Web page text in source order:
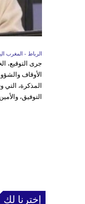
الرباط - المغرب
جرى التوقيع،
الأوقاف
المذكرة، التي
التوفيق،
إخترنا لك